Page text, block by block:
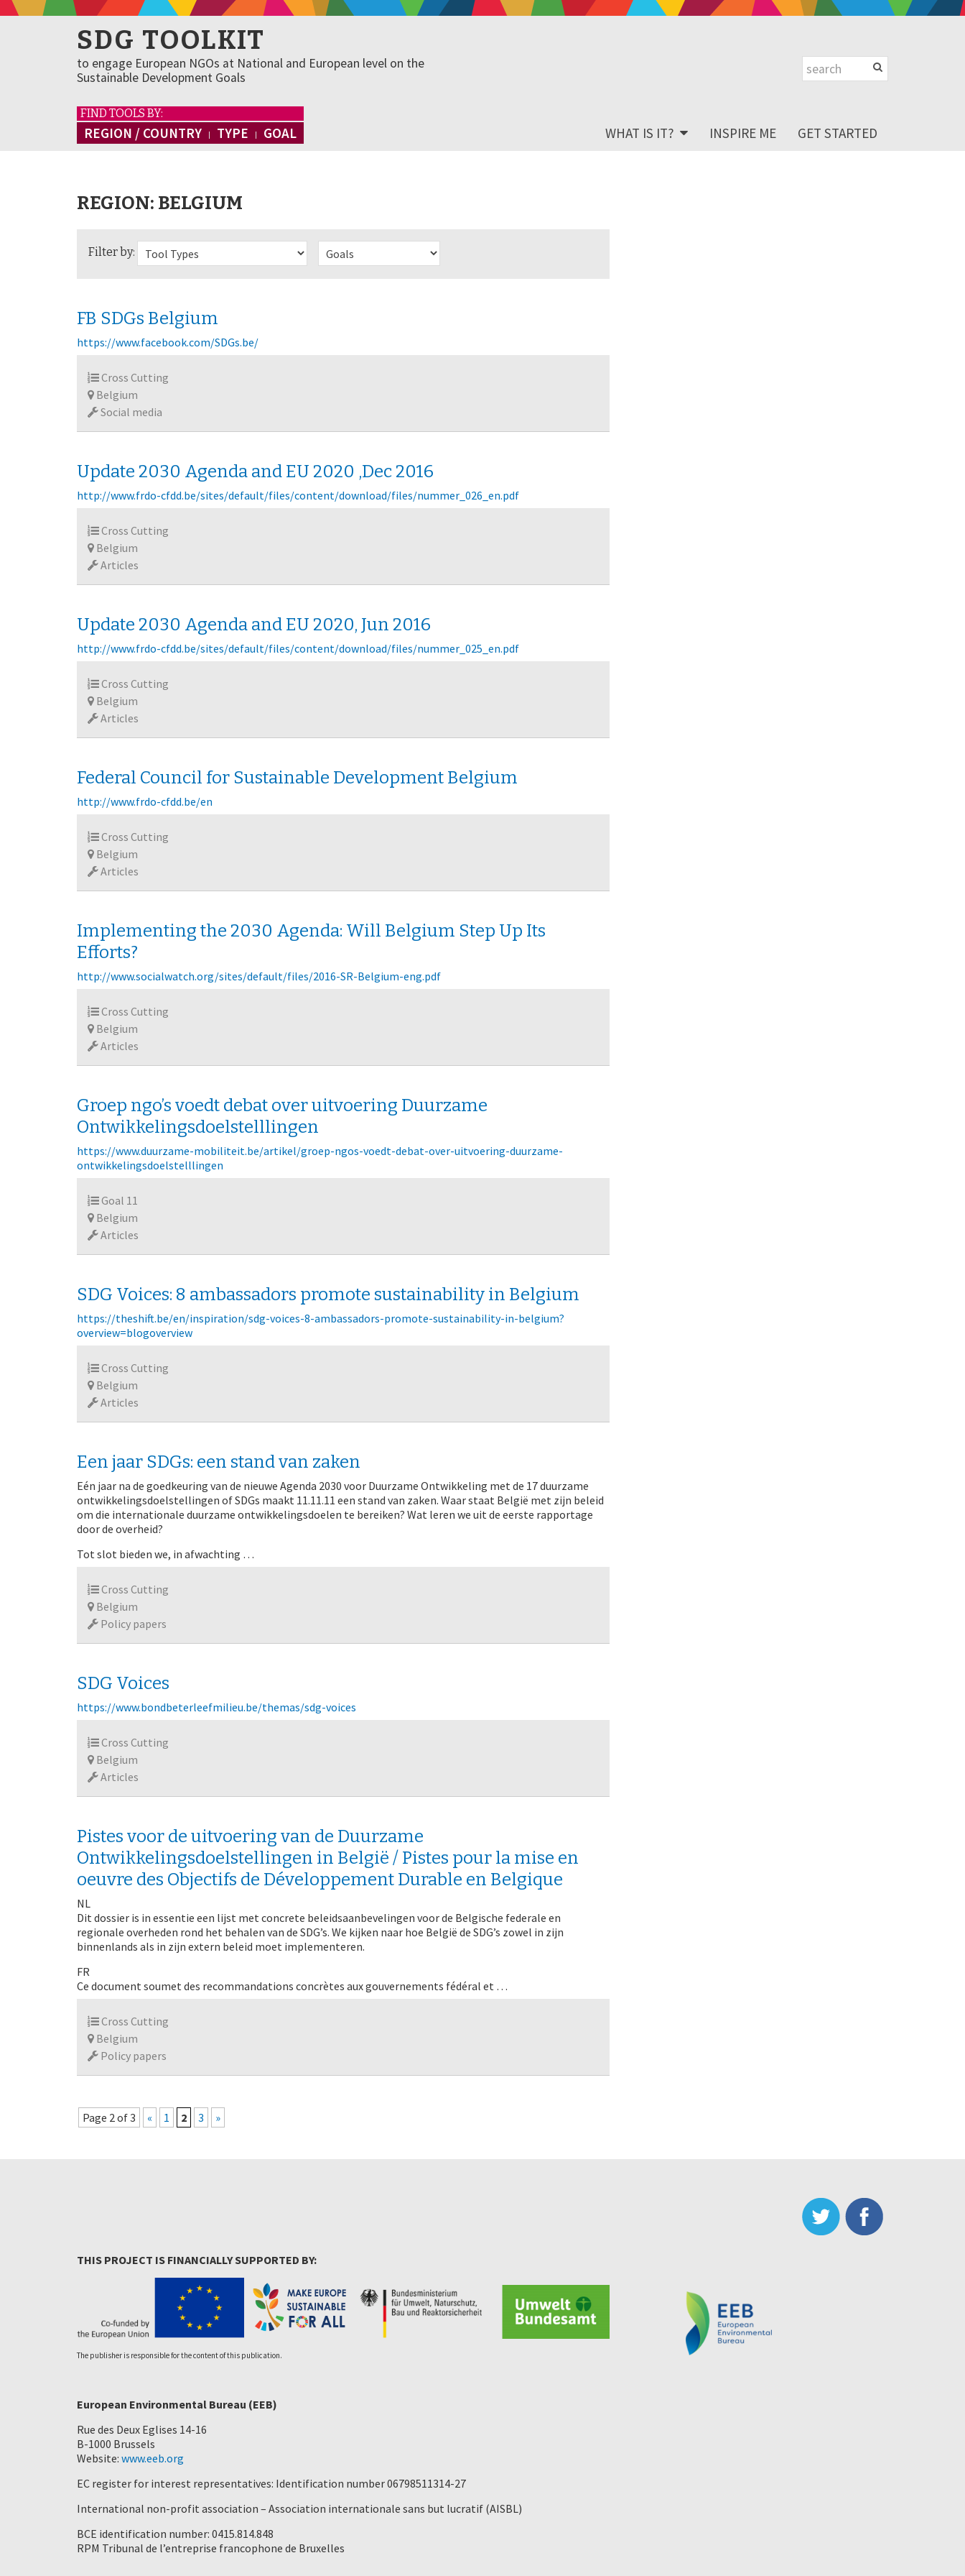
SDG TOOLKIT
to engage European NGOs at National and European level on the
Sustainable Development Goals
FIND TOOLS BY:
REGION / COUNTRY TYPE GOAL WHAT IS IT? INSPIRE ME GET STARTED
REGION: BELGIUM
Filter by:
FB SDGs Belgium
https://www.facebook.com/SDGs.be/
Cross Cutting
Belgium
Social media
Update 2030 Agenda and EU 2020 ,Dec 2016
http://www.frdo-cfdd.be/sites/default/files/content/download/files/nummer_026_en.pdf
Cross Cutting
Belgium
Articles
Update 2030 Agenda and EU 2020, Jun 2016
http://www.frdo-cfdd.be/sites/default/files/content/download/files/nummer_025_en.pdf
Cross Cutting
Belgium
Articles
Federal Council for Sustainable Development Belgium
http://www.frdo-cfdd.be/en
Cross Cutting
Belgium
Articles
Implementing the 2030 Agenda: Will Belgium Step Up Its
Efforts?
http://www.socialwatch.org/sites/default/files/2016-SR-Belgium-eng.pdf
Cross Cutting
Belgium
Articles
Groep ngo’s voedt debat over uitvoering Duurzame
Ontwikkelingsdoelstelllingen
https://www.duurzame-mobiliteit.be/artikel/groep-ngos-voedt-debat-over-uitvoering-duurzame-
ontwikkelingsdoelstelllingen
Goal 11
Belgium
Articles
SDG Voices: 8 ambassadors promote sustainability in Belgium
https://theshift.be/en/inspiration/sdg-voices-8-ambassadors-promote-sustainability-in-belgium?
overview=blogoverview
Cross Cutting
Belgium
Articles
Een jaar SDGs: een stand van zaken
Eén jaar na de goedkeuring van de nieuwe Agenda 2030 voor Duurzame Ontwikkeling met de 17 duurzame
ontwikkelingsdoelstellingen of SDGs maakt 11.11.11 een stand van zaken. Waar staat België met zijn beleid
om die internationale duurzame ontwikkelingsdoelen te bereiken? Wat leren we uit de eerste rapportage
door de overheid?
Tot slot bieden we, in afwachting …
Cross Cutting
Belgium
Policy papers
SDG Voices
https://www.bondbeterleefmilieu.be/themas/sdg-voices
Cross Cutting
Belgium
Articles
Pistes voor de uitvoering van de Duurzame
Ontwikkelingsdoelstellingen in België / Pistes pour la mise en
oeuvre des Objectifs de Développement Durable en Belgique
NL
Dit dossier is in essentie een lijst met concrete beleidsaanbevelingen voor de Belgische federale en
regionale overheden rond het behalen van de SDG’s. We kijken naar hoe België de SDG’s zowel in zijn
binnenlands als in zijn extern beleid moet implementeren.
FR
Ce document soumet des recommandations concrètes aux gouvernements fédéral et …
Cross Cutting
Belgium
Policy papers
Page 2 of 3 « 1 2 3 »
THIS PROJECT IS FINANCIALLY SUPPORTED BY:
The publisher is responsible for the content of this publication.
European Environmental Bureau (EEB)
Rue des Deux Eglises 14-16
B-1000 Brussels
Website: www.eeb.org
EC register for interest representatives: Identification number 06798511314-27
International non-profit association – Association internationale sans but lucratif (AISBL)
BCE identification number: 0415.814.848
RPM Tribunal de l’entreprise francophone de Bruxelles